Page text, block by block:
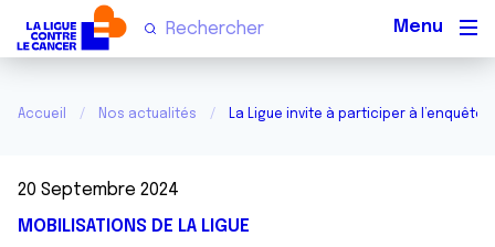
Accueil Nos actualités La Ligue invite à participer à
20 Septembre 2024
MOBILISATIONS DE LA LIGUE